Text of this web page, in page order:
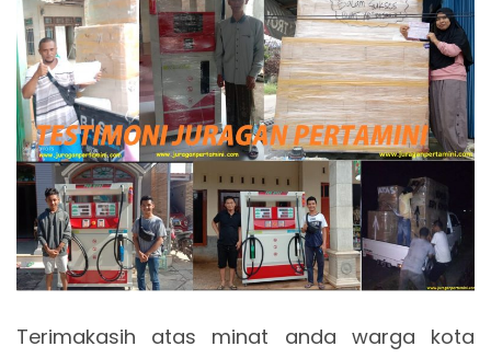
Terimakasih atas minat anda warga kota